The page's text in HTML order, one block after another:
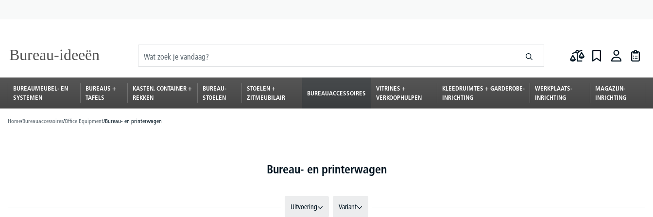
BUREAUMEUBEL- EN
SYSTEMEN
BUREAUS +
TAFELS
KASTEN, CONTAINER +
REKKEN
BUREAU-
STOELEN
STOELEN +
ZITMEUBILAIR
BUREAUACCESSOIRES
VITRINES +
VERKOOPHULPEN
KLEEDRUIMTES + GARDEROBE-
INRICHTING
WERKPLAATS-
INRICHTING
MAGAZIJN-
INRICHTING
Home/Bureauaccessoires/Office Equipment/Bureau- en printerwagen
Bureau- en printerwagen
Uitvoering Variant